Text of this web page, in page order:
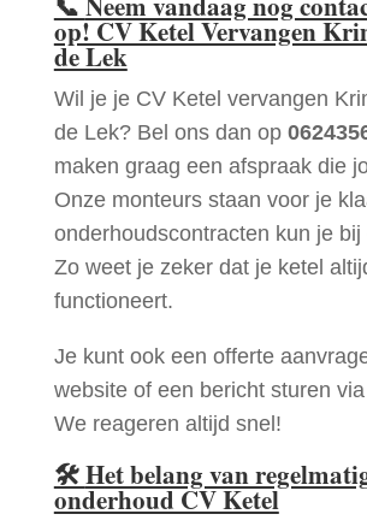
op! CV Ketel Vervangen
de Lek
Wil je je CV Ketel vervangen
de Lek? Bel ons dan op
maken graag een afspraak die
Onze monteurs staan voor je
onderhoudscontracten kun je bij
Zo weet je zeker dat je ketel
functioneert.
Je kunt ook een offerte
website of een bericht sturen
We reageren altijd snel!
🛠Het belang van
onderhoud CV Ketel